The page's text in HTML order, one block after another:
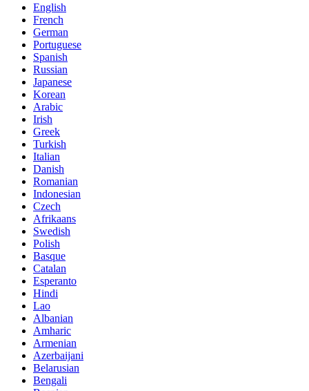
English
French
German
Portuguese
Spanish
Russian
Japanese
Korean
Arabic
Irish
Greek
Turkish
Italian
Danish
Romanian
Indonesian
Czech
Afrikaans
Swedish
Polish
Basque
Catalan
Esperanto
Hindi
Lao
Albanian
Amharic
Armenian
Azerbaijani
Belarusian
Bengali